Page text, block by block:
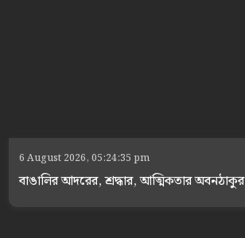
6 August 2026, 05:24:35 pm
বাঙালির আদরের, শ্রদ্ধার, আত্মিকতার অবনঠাকুর